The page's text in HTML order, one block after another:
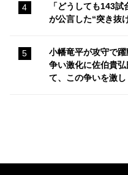
「どうしても143
が公言した“突き抜
小幡竜平が攻守で
争い激化に佐伯貴
て、この争いを激し